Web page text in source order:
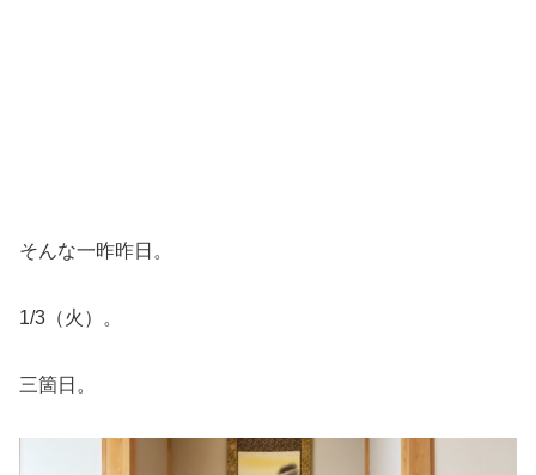
そんな一昨昨日。
1/3（火）。
三箇日。